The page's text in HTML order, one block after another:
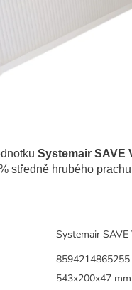
Systemair SAVE
středně hrubého
Systemair SAVE
8594214865255
543x200x47 mm